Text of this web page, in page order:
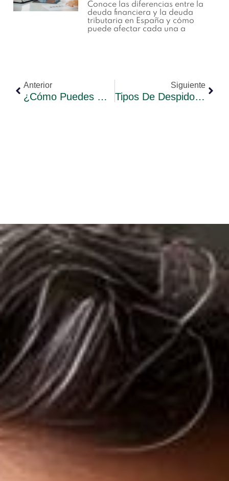
Conoce las diferencias entre la
deuda financiera y la deuda
tributaria en España y cómo
puede afectar cada una a
Anterior
¿Cómo Puedes Reducir La Cuota Del Impuesto De Sociedades?
Siguiente
Tipos De Despidos E Indemnizaciones